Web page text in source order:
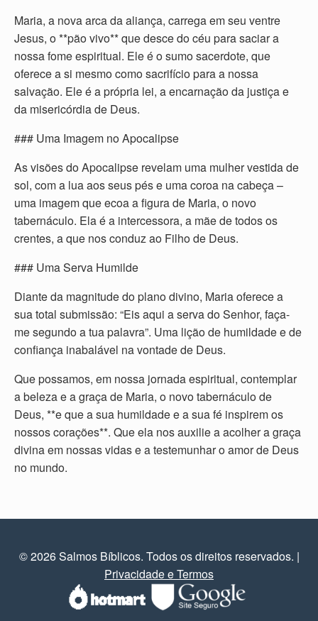
Maria, a nova arca da aliança, carrega em seu ventre
Jesus, o **pão vivo** que desce do céu para saciar a
nossa fome espiritual. Ele é o sumo sacerdote, que
oferece a si mesmo como sacrifício para a nossa
salvação. Ele é a própria lei, a encarnação da justiça e
da misericórdia de Deus.
### Uma Imagem no Apocalipse
As visões do Apocalipse revelam uma mulher vestida de
sol, com a lua aos seus pés e uma coroa na cabeça –
uma imagem que ecoa a figura de Maria, o novo
tabernáculo. Ela é a intercessora, a mãe de todos os
crentes, a que nos conduz ao Filho de Deus.
### Uma Serva Humilde
Diante da magnitude do plano divino, Maria oferece a
sua total submissão: “Eis aqui a serva do Senhor, faça-
me segundo a tua palavra”. Uma lição de humildade e de
confiança inabalável na vontade de Deus.
Que possamos, em nossa jornada espiritual, contemplar
a beleza e a graça de Maria, o novo tabernáculo de
Deus, **e que a sua humildade e a sua fé inspirem os
nossos corações**. Que ela nos auxilie a acolher a graça
divina em nossas vidas e a testemunhar o amor de Deus
no mundo.
© 2026 Salmos Bíblicos. Todos os direitos reservados. |
Privacidade e Termos